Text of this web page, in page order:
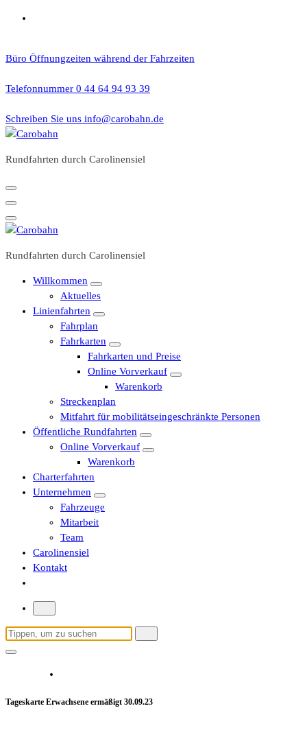
Zum
Büro Öffnungzeiten während der Fahrzeiten
Telefonnummer 0 44 64 94 93 39
Schreiben Sie uns info@carobahn.de
Rundfahrten durch Carolinensiel
Rundfahrten durch Carolinensiel
Willkommen
Aktuelles
Linienfahrten
Fahrplan
Fahrkarten
Fahrkarten und Preise
Online Vorverkauf
Warenkorb
Streckenplan
Mitfahrt für mobilitätseingeschränkte Personen
Öffentliche Rundfahrten
Online Vorverkauf
Warenkorb
Charterfahrten
Unternehmen
Fahrzeuge
Mitarbeit
Team
Carolinensiel
Kontakt
Suchen
nach:
Tageskarte Erwachsene ermäßigt 30.09.23